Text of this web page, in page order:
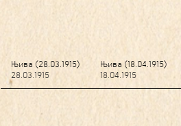
Њива (28.03.1915)
28.03.1915
Њива (18.04.1915)
18.04.1915